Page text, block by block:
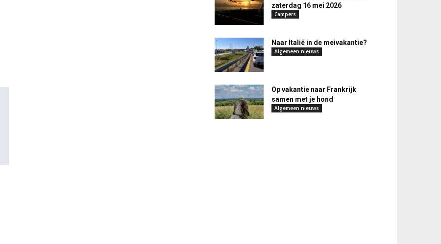
zaterdag 16 mei 2026
Campers
Naar Italië in de meivakantie?
Algemeen nieuws
Op vakantie naar Frankrijk
samen met je hond
Algemeen nieuws